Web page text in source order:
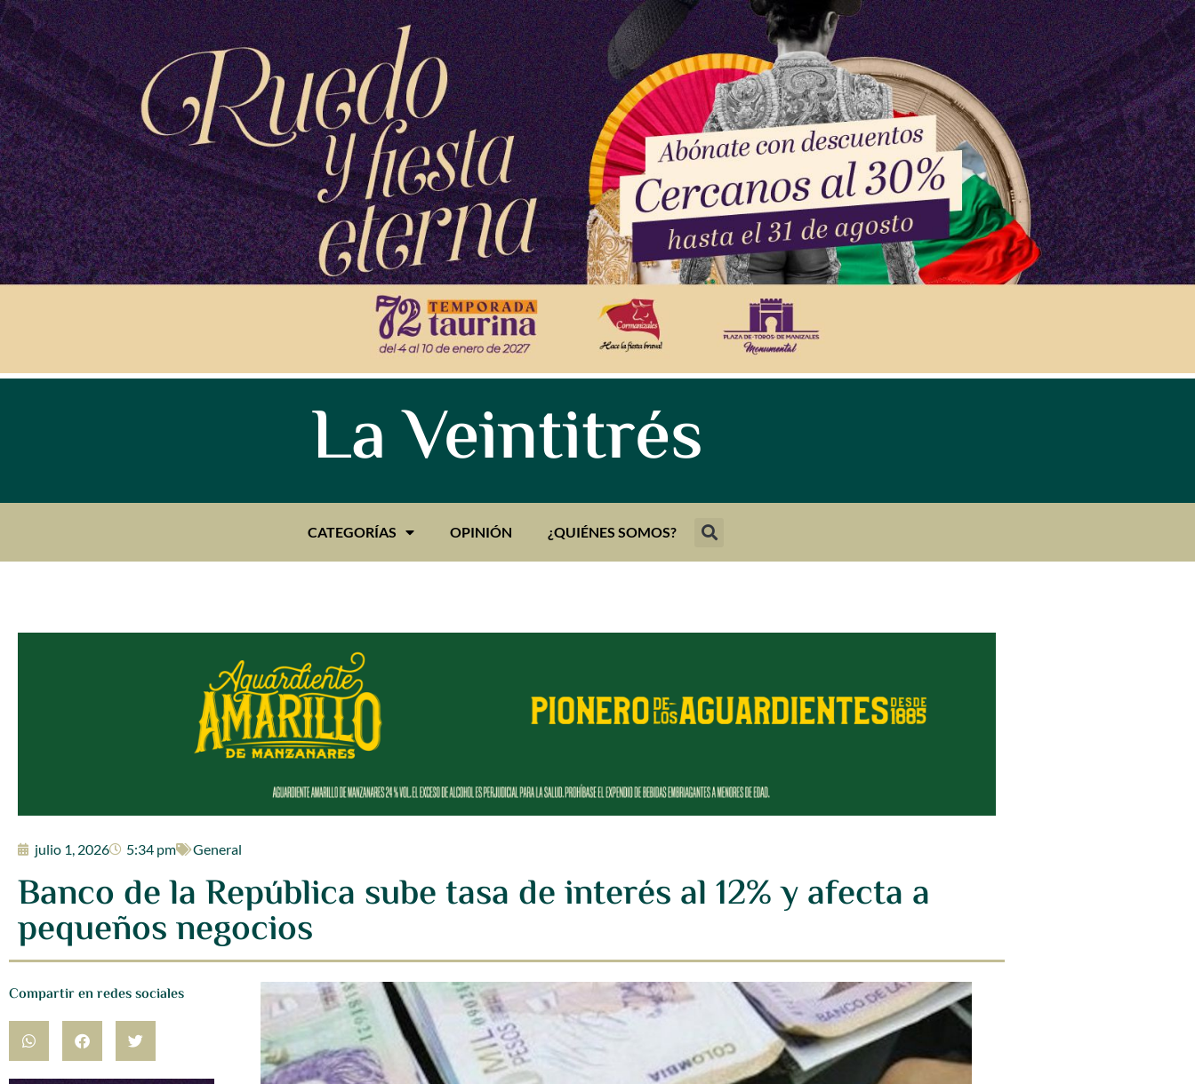
La Veintitrés
CATEGORÍAS OPINIÓN ¿QUIÉNES SOMOS?
julio 1, 2026 5:34 pm General
Banco de la República sube tasa de interés al 12% y afecta a
pequeños negocios
Compartir en redes sociales